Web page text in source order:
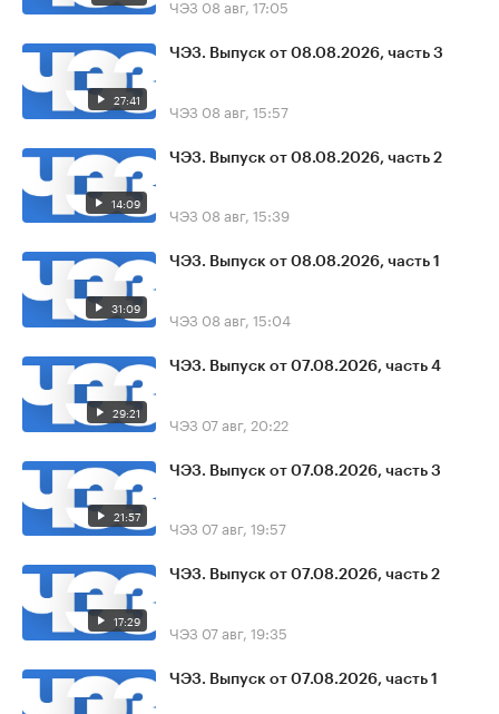
ЧЭЗ 08 авг, 17:05
27:41
ЧЭЗ. Выпуск от 08.08.2026, часть 3
ЧЭЗ 08 авг, 15:57
14:09
ЧЭЗ. Выпуск от 08.08.2026, часть 2
ЧЭЗ 08 авг, 15:39
31:09
ЧЭЗ. Выпуск от 08.08.2026, часть 1
ЧЭЗ 08 авг, 15:04
29:21
ЧЭЗ. Выпуск от 07.08.2026, часть 4
ЧЭЗ 07 авг, 20:22
21:57
ЧЭЗ. Выпуск от 07.08.2026, часть 3
ЧЭЗ 07 авг, 19:57
17:29
ЧЭЗ. Выпуск от 07.08.2026, часть 2
ЧЭЗ 07 авг, 19:35
ЧЭЗ. Выпуск от 07.08.2026, часть 1